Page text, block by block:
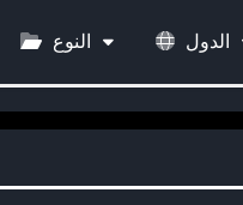
النوع الدول